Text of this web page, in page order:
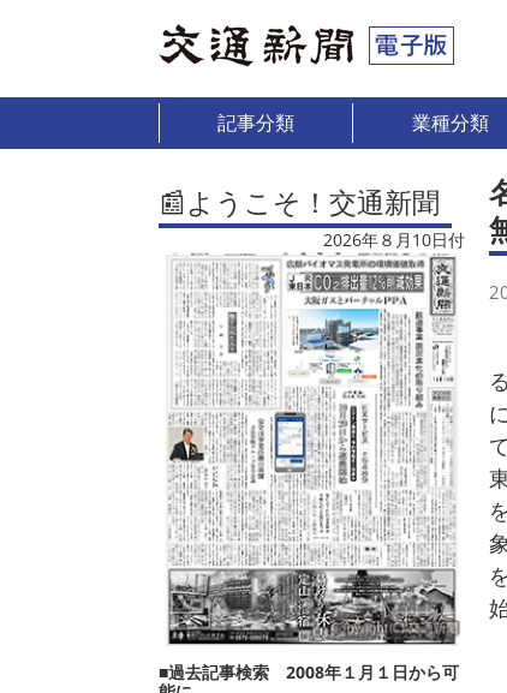
記事分類 業種分類
📰ようこそ！交通新聞
2026年８月10日付
■過去記事検索 2008年１月１日から可